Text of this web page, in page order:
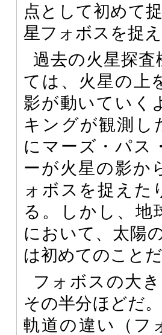
点として初めて
星フォボスを捉え
過去の火星探査
ては、火星の上
影が動いていく
キングが観測し
にマーズ・パス
ーが火星の影か
ォボスを捉えた
る。しかし、地
において、太陽
は初めてのことだ
フォボスの大
その半分ほどだ
軌道の違い（フ